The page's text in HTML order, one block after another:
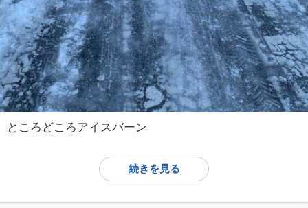
ところどころアイスバーン
続きを見る